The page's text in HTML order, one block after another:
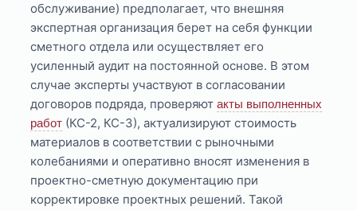
обслуживание) предполагает, что внешняя
экспертная организация берет на себя функции
сметного отдела или осуществляет его
усиленный аудит на постоянной основе. В этом
случае эксперты участвуют в согласовании
договоров подряда, проверяютакты выполненных
работ (КС-2, КС-3), актуализируют стоимость
материалов в соответствии с рыночными
колебаниями и оперативно вносят изменения в
проектно-сметную документацию при
корректировке проектных решений. Такой